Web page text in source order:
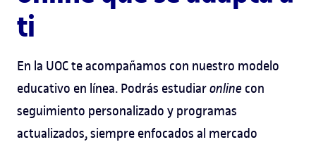
ti
En la UOC te acompañamos con nuestro modelo
educativo en línea. Podrás estudiaronline con
seguimiento personalizado y programas
actualizados, siempre enfocados al mercado